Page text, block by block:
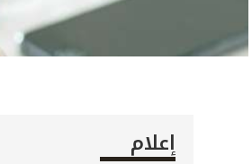
إعلام